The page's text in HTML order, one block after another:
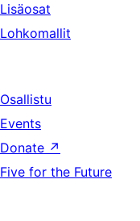
Lisäosat
Lohkomallit
Osallistu
Events
Donate ↗
Five for the Future